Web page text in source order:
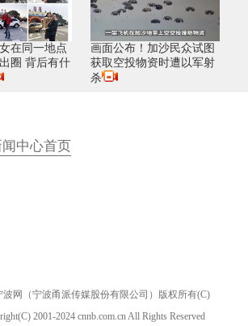
在同一地点
圈 背后有什
画面公布！加沙民众试图
获取空投物资时遭以军射
杀
闻中心首页
波网（宁波甬派传媒股份有限公司）版权所有(C)
2001-2024 cnnb.com.cn All Rights Reserved